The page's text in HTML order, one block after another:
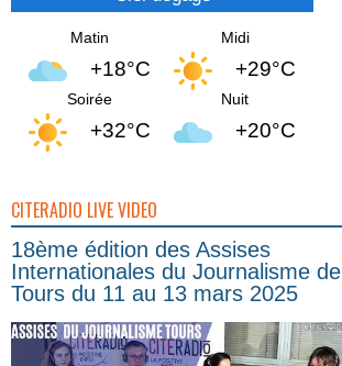
Matin
+18°C
Midi
+29°C
Soirée
+32°C
Nuit
+20°C
CITERADIO LIVE VIDEO
18ème édition des Assises
Internationales du Journalisme de
Tours du 11 au 13 mars 2025